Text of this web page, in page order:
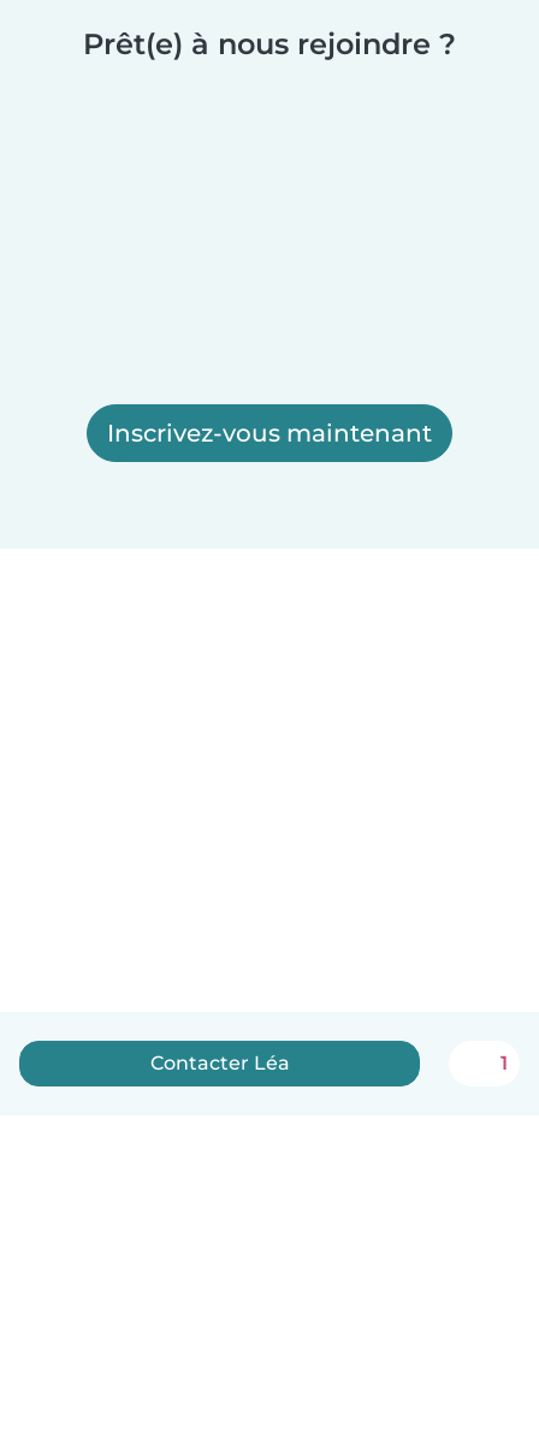
Prêt(e) à nous rejoindre ?
Inscrivez-vous maintenant
Contacter Léa 1